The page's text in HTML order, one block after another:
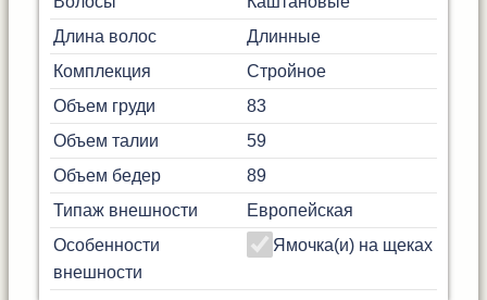
Длина волос
Длинные
Комплекция
Стройное
Объем груди
83
Объем талии
59
Объем бедер
89
Типаж внешности
Европейская
Особенности
внешности
Ямочка(и) на щеках